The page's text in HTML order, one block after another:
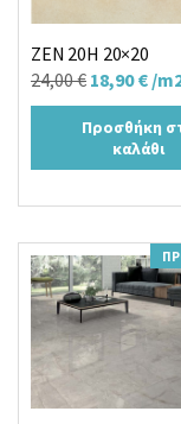
ZEN 20H 20×20
24,00€ Original
price
was:
18,90€Η
/
Προσθήκη
καλάθι